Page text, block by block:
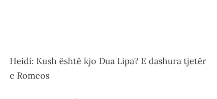
Heidi: Kush është kjo Dua Lipa? E dashura tjetër
e Romeos